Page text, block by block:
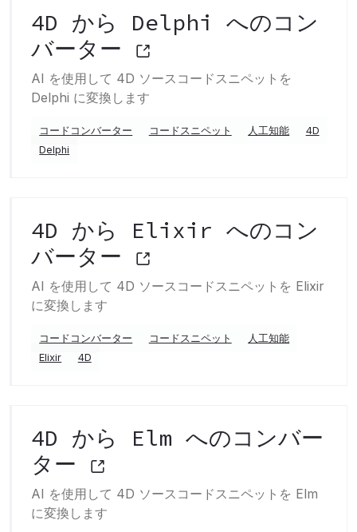
4D から Delphi へのコン
バーター
AI を使用して 4D ソースコードスニペットを
Delphi に変換します
コードコンバーター コードスニペット 人工知能
4D
Delphi
4D から Elixir へのコン
バーター
AI を使用して 4D ソースコードスニペットを Elixir
に変換します
コードコンバーター コードスニペット
人工知能
Elixir
4D
4D から Elm へのコンバー
ター
AI を使用して 4D ソースコードスニペットを Elm
に変換します